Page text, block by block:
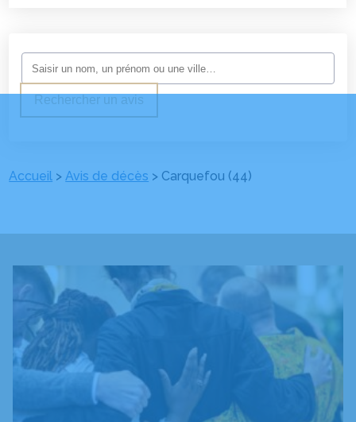
Rechercher un avis
Accueil >Avis de décès > Carquefou (44)